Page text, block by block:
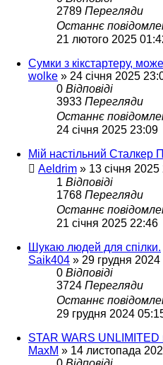
2789 Перегляди
Останнє
21 лютого 2025
Сумки з кікстартеру,
wolke » 24 січня 2025
0 Відповіді
3933 Перегляди
Останнє
24 січня 2025 23:09
Мій настільний Сталкер
Aeldrim » 13 січня
1 Відповіді
1768 Перегляди
Останнє
21 січня 2025 22:46
Шукаю людей для спілки.
Saik404 » 29 грудня
0 Відповіді
3724 Перегляди
Останнє
29 грудня 2024
STAR WARS UNLIMITED
MaxM » 14 листопада